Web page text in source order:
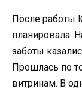
После работы
планировала.
заботы
Прошлась по
витринам. В